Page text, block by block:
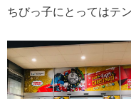
ちびっ子にとってはテ